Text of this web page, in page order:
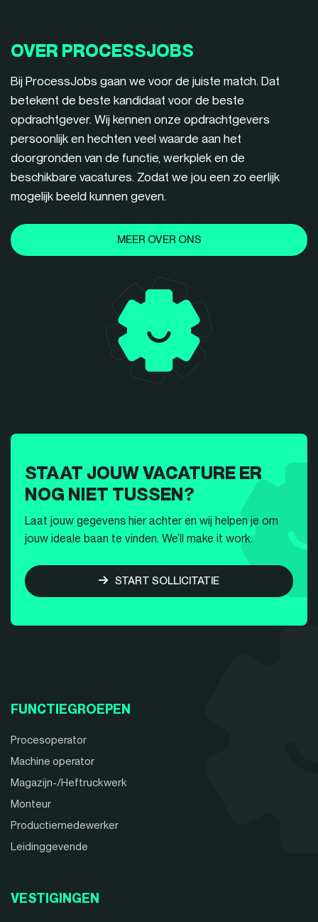
OVER PROCESSJOBS
Bij ProcessJobs gaan we voor de juiste match. Dat
betekent de beste kandidaat voor de beste
opdrachtgever. Wij kennen onze opdrachtgevers
persoonlijk en hechten veel waarde aan het
doorgronden van de functie, werkplek en de
beschikbare vacatures. Zodat we jou een zo eerlijk
mogelijk beeld kunnen geven.
MEER OVER ONS
STAAT JOUW VACATURE ER
NOG NIET TUSSEN?
Laat jouw gegevens hier achter en wij helpen je om
jouw ideale baan te vinden. We’ll make it work.
START SOLLICITATIE
FUNCTIEGROEPEN
Procesoperator
Machine operator
Magazijn-/Heftruckwerk
Monteur
Productiemedewerker
Leidinggevende
VESTIGINGEN